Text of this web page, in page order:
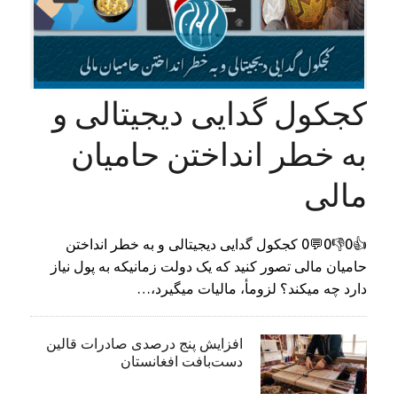
کجکول گدایی دیجیتالی و
به خطر انداختن حامیان
مالی
👍0👎0💬0 کجکول گدایی دیجیتالی و به خطر انداختن
حامیان مالی تصور کنید که یک دولت زمانیکه به پول نیاز
دارد چه میکند؟ لزومأ، مالیات میگیرد،…
افزایش پنج درصدی صادرات قالین
دست‌بافت افغانستان